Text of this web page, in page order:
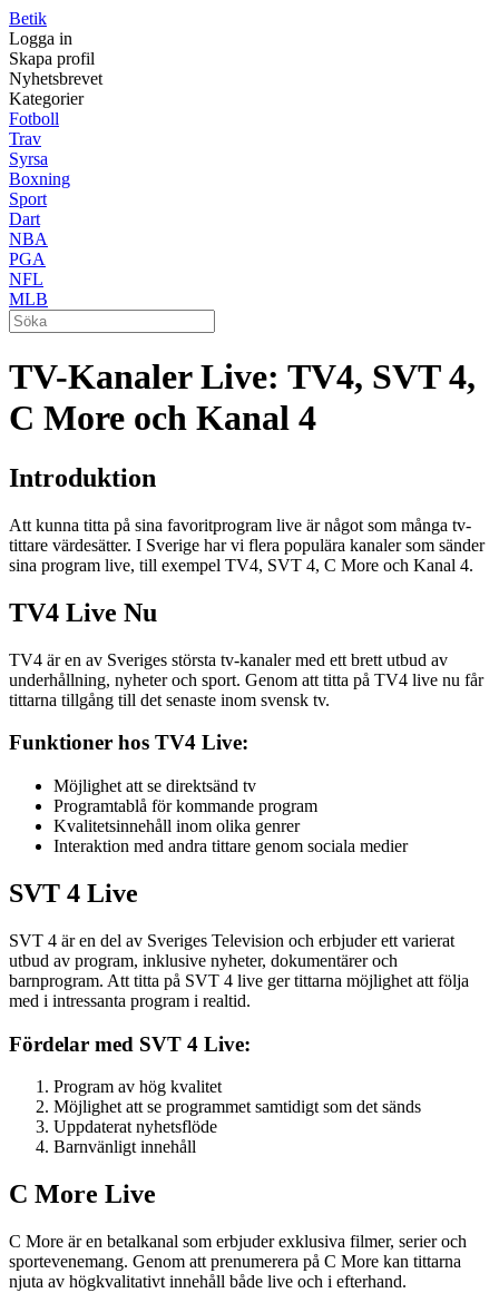
Betik
Logga in
Skapa profil
Nyhetsbrevet
Kategorier
Fotboll
Trav
Syrsa
Boxning
Sport
Dart
NBA
PGA
NFL
MLB
TV-Kanaler Live: TV4, SVT 4,
C More och Kanal 4
Introduktion
Att kunna titta på sina favoritprogram live är något som många tv-
tittare värdesätter. I Sverige har vi flera populära kanaler som sänder
sina program live, till exempel TV4, SVT 4, C More och Kanal 4.
TV4 Live Nu
TV4 är en av Sveriges största tv-kanaler med ett brett utbud av
underhållning, nyheter och sport. Genom att titta på TV4 live nu får
tittarna tillgång till det senaste inom svensk tv.
Funktioner hos TV4 Live:
Möjlighet att se direktsänd tv
Programtablå för kommande program
Kvalitetsinnehåll inom olika genrer
Interaktion med andra tittare genom sociala medier
SVT 4 Live
SVT 4 är en del av Sveriges Television och erbjuder ett varierat
utbud av program, inklusive nyheter, dokumentärer och
barnprogram. Att titta på SVT 4 live ger tittarna möjlighet att följa
med i intressanta program i realtid.
Fördelar med SVT 4 Live:
Program av hög kvalitet
Möjlighet att se programmet samtidigt som det sänds
Uppdaterat nyhetsflöde
Barnvänligt innehåll
C More Live
C More är en betalkanal som erbjuder exklusiva filmer, serier och
sportevenemang. Genom att prenumerera på C More kan tittarna
njuta av högkvalitativt innehåll både live och i efterhand.